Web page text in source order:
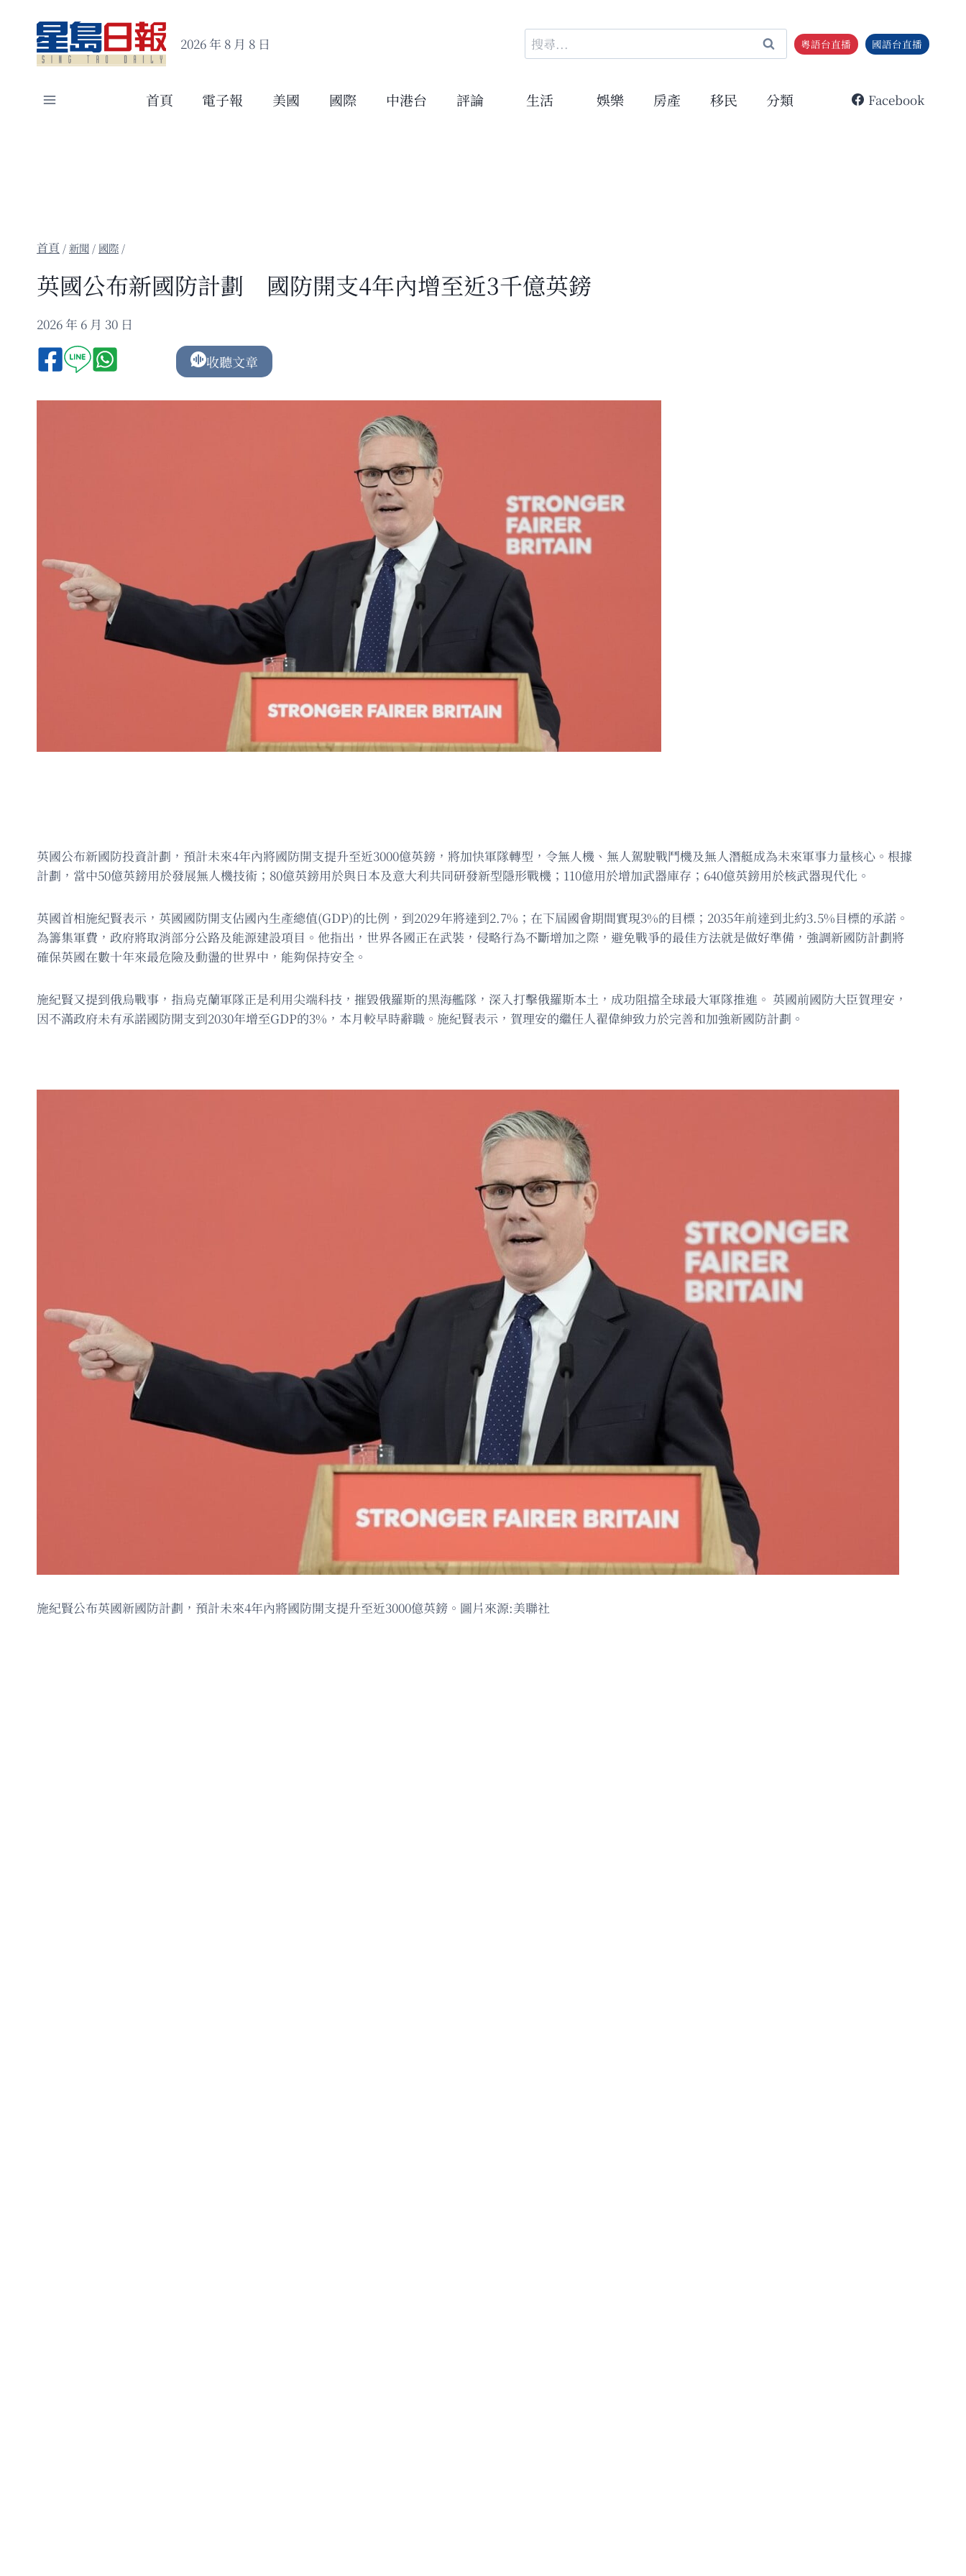
content
2026 年 8 月 8 日
搜
尋
鍵
粵語台直播 國語台直播
首頁 電子報 美國 國際 中港台 評論 生活 娛樂 房產 移民 分類 Facebook
/新聞 / 國際 /
英國公布新國防計劃 國防開支4年內增至近3千億英鎊
2026 年 6 月 30 日
收聽文章
英國公布新國防投資計劃，預計未來4年內將國防開支提升至近3000億英鎊，將加快軍隊轉型，令無人機、無人駕駛戰鬥機及無人潛艇成為未來軍事力量核心。根據
計劃，當中50億英鎊用於發展無人機技術；80億英鎊用於與日本及意大利共同研發新型隱形戰機；110億用於增加武器庫存；640億英鎊用於核武器現代化。
英國首相施紀賢表示，英國國防開支佔國內生產總值(GDP)的比例，到2029年將達到2.7%；在下屆國會期間實現3%的目標；2035年前達到北約3.5%目標的承諾。
為籌集軍費，政府將取消部分公路及能源建設項目。他指出，世界各國正在武裝，侵略行為不斷增加之際，避免戰爭的最佳方法就是做好準備，強調新國防計劃將
確保英國在數十年來最危險及動盪的世界中，能夠保持安全。
施紀賢又提到俄烏戰事，指烏克蘭軍隊正是利用尖端科技，摧毀俄羅斯的黑海艦隊，深入打擊俄羅斯本土，成功阻擋全球最大軍隊推進。 英國前國防大臣賀理安，
因不滿政府未有承諾國防開支到2030年增至GDP的3%，本月較早時辭職。施紀賢表示，賀理安的繼任人翟偉紳致力於完善和加強新國防計劃。
施紀賢公布英國新國防計劃，預計未來4年內將國防開支提升至近3000億英鎊。圖片來源:美聯社